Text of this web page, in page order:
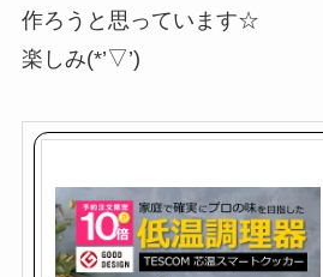
作ろうと思っています☆
楽しみ(*’▽’)